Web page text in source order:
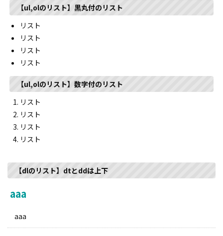
【ul,olのリスト】黒丸付のリスト
リスト
リスト
リスト
リスト
【ul,olのリスト】数字付のリスト
リスト
リスト
リスト
リスト
【dlのリスト】dtとddは上下
aaa
aaa